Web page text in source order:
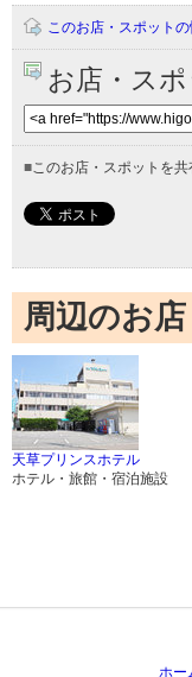
このお店・スポット
お店・ス
■このお店・スポットを共
周辺のお
天草プリンスホテル
ホテル・旅館・宿泊施設
ホー